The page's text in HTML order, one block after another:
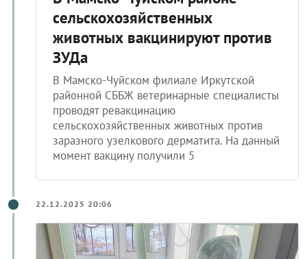
В Мамско-Чуйском районе
сельскохозяйственных
животных вакцинируют против
ЗУДа
В Мамско-Чуйском филиале Иркутской
районной СББЖ ветеринарные специалисты
проводят ревакцинацию
сельскохозяйственных животных против
заразного узелкового дерматита. На данный